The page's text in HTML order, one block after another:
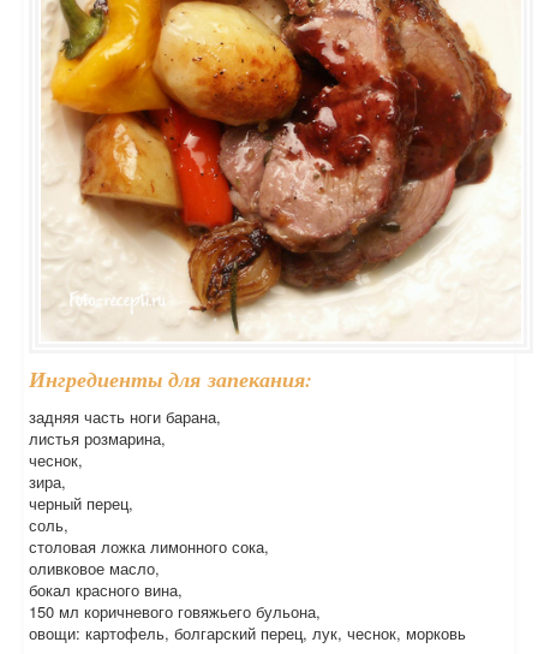
Ингредиенты для запекания:
задняя часть ноги барана,
листья розмарина,
чеснок,
зира,
черный перец,
соль,
столовая ложка лимонного сока,
оливковое масло,
бокал красного вина,
150 мл коричневого говяжьего бульона,
овощи: картофель, болгарский перец, лук, чеснок, морковь